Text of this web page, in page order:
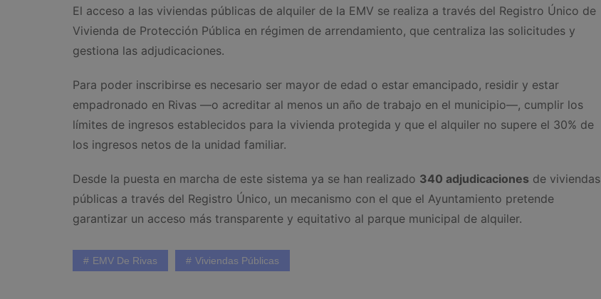
El acceso a las viviendas públicas de alquiler de la EMV se realiza a través del Registro Único de
Vivienda de Protección Pública en régimen de arrendamiento, que centraliza las solicitudes y
gestiona las adjudicaciones.
Para poder inscribirse es necesario ser mayor de edad o estar emancipado, residir y estar
empadronado en Rivas —o acreditar al menos un año de trabajo en el municipio—, cumplir los
límites de ingresos establecidos para la vivienda protegida y que el alquiler no supere el 30% de
los ingresos netos de la unidad familiar.
Desde la puesta en marcha de este sistema ya se han realizado 340 adjudicaciones de viviendas
públicas a través del Registro Único, un mecanismo con el que el Ayuntamiento pretende
garantizar un acceso más transparente y equitativo al parque municipal de alquiler.
EMV De Rivas Viviendas Públicas